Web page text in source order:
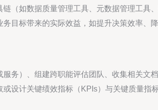
（如数据质量管理工具、元数据管理工具
目标带来的实际效益，如提升决策效率、
务）、组建跨职能评估团队、收集相关文
或设计关键绩效指标（KPIs）与关键质量